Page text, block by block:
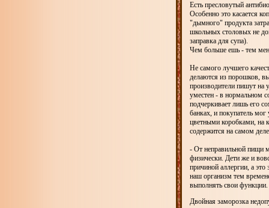
Есть пресловутый
Особенно это касается
"дымного" продукта
школьных столовых не
заправка для супа).
Чем больше ешь - тем
Не самого лучшего
делаются из порошков,
производители пишут на
уместен - в нормальном
подчеркивает лишь его
банках, и покупатель
цветными коробками, на
содержится на самом
- От неправильной пищи
физически. Дети же и
причиной аллергии, а
наш организм тем
выполнять свои функции.
Двойная заморозка